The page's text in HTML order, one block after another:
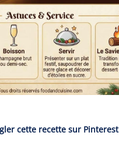
cette recette sur Pinterest